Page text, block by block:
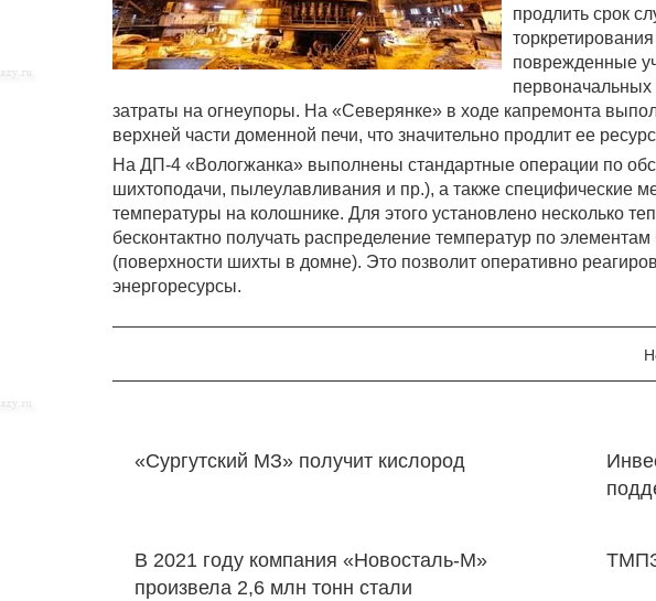
продлить срок
поврежденные
затраты на огнеупоры. На «Северянке» в ходе капремонта
верхней части доменной печи, что значительно продлит ее
На ДП-4 «Вологжанка» выполнены стандартные операции по
шихтоподачи, пылеулавливания и пр.), а также специфические
температуры на колошнике. Для этого установлено несколько
бесконтактно получать распределение температур по элементам
(поверхности шихты в домне). Это позволит оперативно
энергоресурсы.
«Сургутский МЗ» получит кислород
В 2021 году компания «Новосталь-М»
произвела 2,6 млн тонн стали
ТМПЗ